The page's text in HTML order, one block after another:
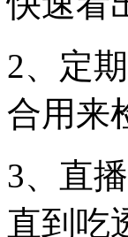
2、定
合用来
3、直
直到吃